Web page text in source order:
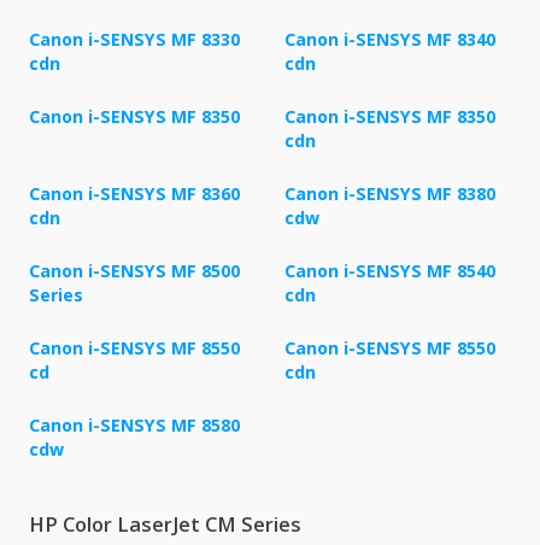
Canon i-SENSYS MF 8330
cdn
Canon i-SENSYS MF 8340
cdn
Canon i-SENSYS MF 8350
Canon i-SENSYS MF 8350
cdn
Canon i-SENSYS MF 8360
cdn
Canon i-SENSYS MF 8380
cdw
Canon i-SENSYS MF 8500
Series
Canon i-SENSYS MF 8540
cdn
Canon i-SENSYS MF 8550
cd
Canon i-SENSYS MF 8550
cdn
Canon i-SENSYS MF 8580
cdw
HP Color LaserJet CM Series